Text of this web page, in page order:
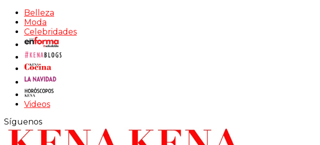
Belleza
Moda
Celebridades
Videos
Síguenos